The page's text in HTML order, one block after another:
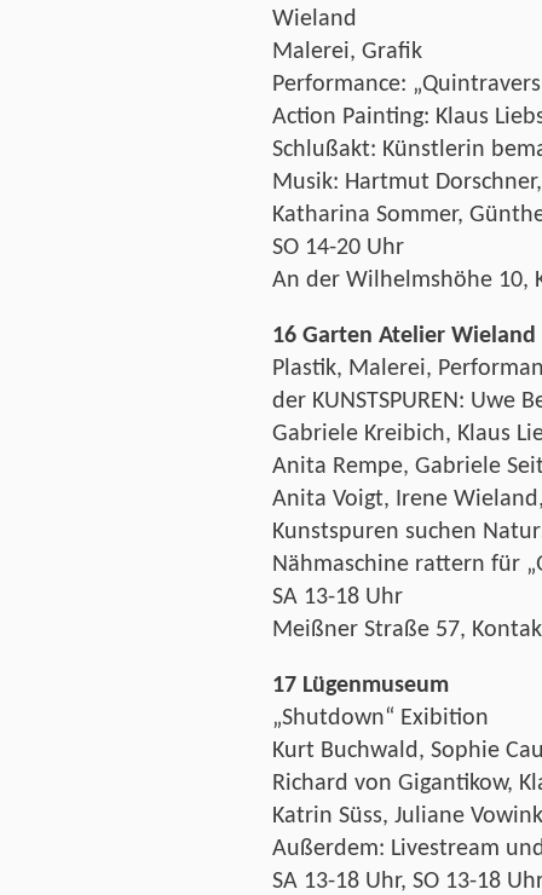
Wieland
Malerei, Grafik
Performance:
Action Painting: Klaus
Schlußakt: Künstlerin
Musik: Hartmut Dorschner,
Katharina Sommer,
SO 14-20 Uhr
An der Wilhelmshöhe 10,
16 Garten Atelier Wieland
Plastik, Malerei,
der KUNSTSPUREN: Uwe
Gabriele Kreibich, Klaus
Anita Rempe, Gabriele
Anita Voigt, Irene
Kunstspuren suchen
Nähmaschine rattern für
SA 13-18 Uhr
Meißner Straße 57,
17 Lügenmuseum
„Shutdown“ Exibition
Kurt Buchwald, Sophie
Richard von Gigantikow,
Katrin Süss, Juliane
Außerdem: Livestream
SA 13-18 Uhr, SO 13-18